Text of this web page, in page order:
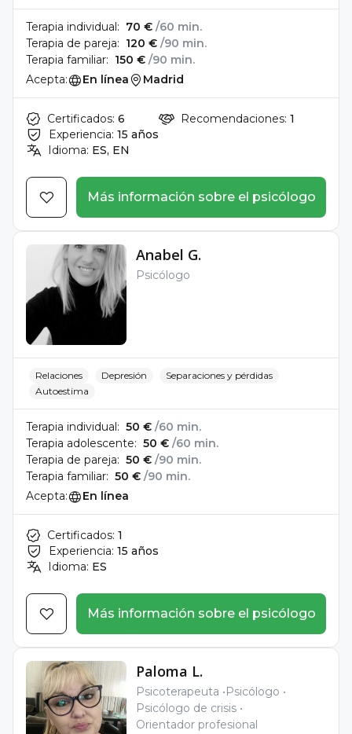
Terapia individual: 70 € /60 min.
Terapia de pareja: 120 € /90 min.
Terapia familiar: 150 € /90 min.
Acepta:
En línea Madrid
Certificados: 6
Experiencia: 15 años
Idioma: ES, EN
Recomendaciones: 1
Más información sobre el psicólogo
Anabel G.
Psicólogo
Relaciones Depresión
Separaciones y pérdidas
Autoestima
Terapia individual: 50 € /60 min.
Terapia adolescente: 50 € /60 min.
Terapia de pareja: 50 € /90 min.
Terapia familiar: 50 € /90 min.
Acepta:
En línea
Certificados: 1
Experiencia: 15 años
Idioma: ES
Más información sobre el psicólogo
Paloma L.
Psicoterapeuta
Psicólogo
Psicólogo de crisis
Orientador profesional